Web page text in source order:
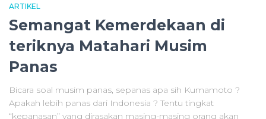
ARTIKEL
Semangat Kemerdekaan di
teriknya Matahari Musim
Panas
Bicara soal musim panas, sepanas apa sih Kumamoto ?
Apakah lebih panas dari Indonesia ? Tentu tingkat
“kepanasan” yang dirasakan masing-masing orang akan